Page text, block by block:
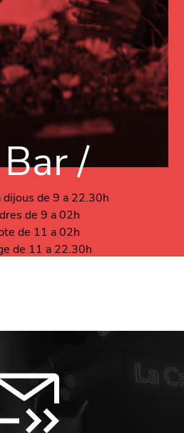
/
de 9 a 22.30h
de 9 a 02h
de 11 a 02h
de 11 a 22.30h